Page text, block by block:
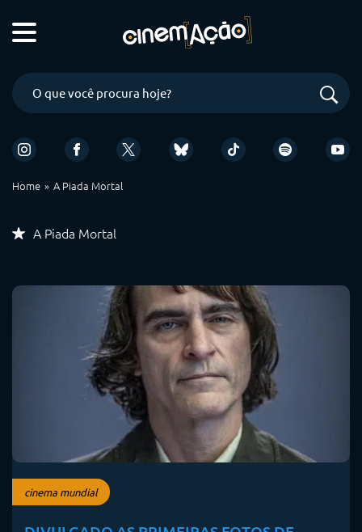
Home A Piada Mortal
A Piada Mortal
cinema mundial